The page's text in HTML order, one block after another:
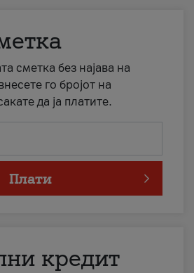
сметка без најава на
го бројот на
да ја платите.
Плати
кредит